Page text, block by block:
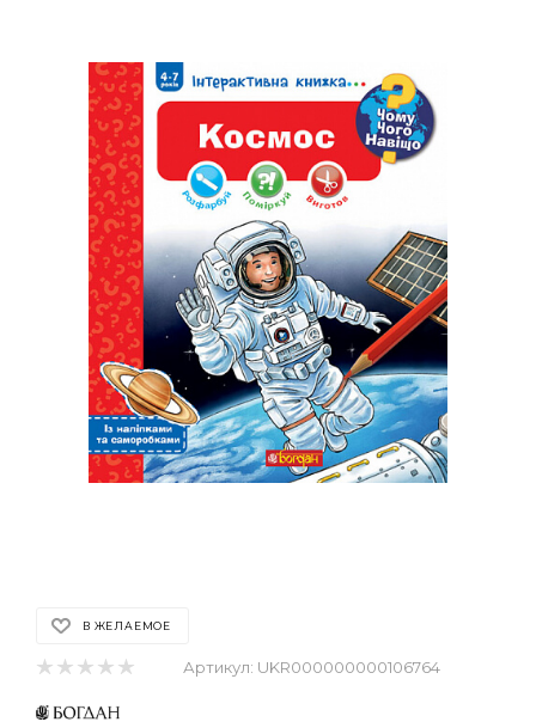
В ЖЕЛАЕМОЕ
Артикул: UKR000000000106764